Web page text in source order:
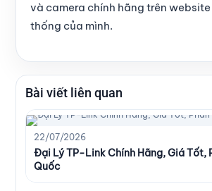
và camera chính hãng trên website
thống của mình.
Bài viết liên quan
22/07/2026
Đại Lý TP-Link Chính Hãng, Giá Tốt,
Quốc